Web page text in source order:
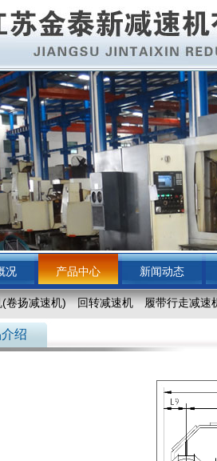
况 产品中心 新闻动态
卷扬减速机) 回转减速机 履带行走减速
绍